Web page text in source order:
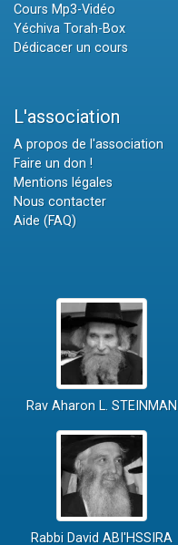
Cours Mp3-Vidéo
Yéchiva Torah-Box
Dédicacer un cours
L'association
A propos de l'association
Faire un don !
Mentions légales
Nous contacter
Aide (FAQ)
Rav Aharon L. STEINMAN
Rabbi David ABI'HSSIRA